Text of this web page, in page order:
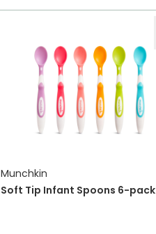
Munchkin
Soft Tip Infant Spoons 6-pack